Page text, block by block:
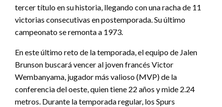
tercer título en su historia, llegando con una racha de 11
victorias consecutivas en postemporada. Su último
campeonato se remonta a 1973.
En este último reto de la temporada, el equipo de Jalen
Brunson buscará vencer al joven francés Victor
Wembanyama, jugador más valioso (MVP) de la
conferencia del oeste, quien tiene 22 años y mide 2.24
metros. Durante la temporada regular, los Spurs